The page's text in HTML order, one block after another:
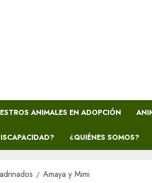
ANIMALES EN ADOPCIÓN
¿QUIÉNES SOMOS?
Amaya y Mimi